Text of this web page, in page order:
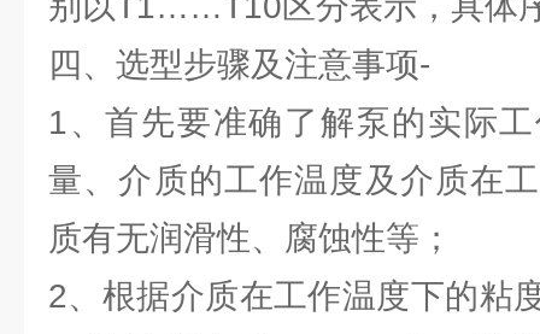
四、选型步骤及注意事项-
1、首先要准确了解泵的实际
量、介质的工作温度及介质在
质有无润滑性、腐蚀性等；
2、根据介质在工作温度下的粘